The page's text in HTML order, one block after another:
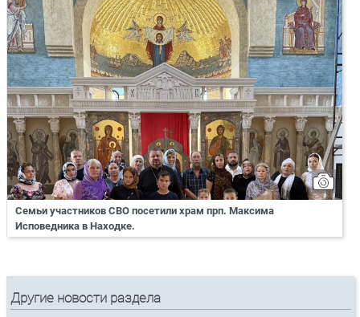
Семьи участников СВО посетили храм прп. Максима
Исповедника в Находке.
Другие новости раздела